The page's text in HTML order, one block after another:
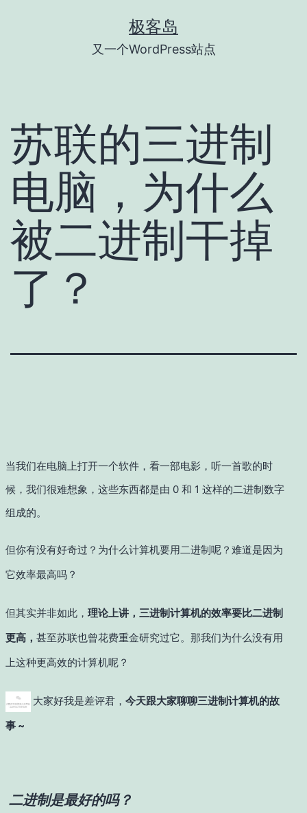
极客岛
又一个WordPress站点
苏联的三进制
电脑，为什么
被二进制干掉
了？
当我们在电脑上打开一个软件，看一部电影，听一首歌的时
候，我们很难想象，这些东西都是由 0 和 1 这样的二进制数字
组成的。
但你有没有好奇过？为什么计算机要用二进制呢？难道是因为
它效率最高吗？
但其实并非如此， 理论上讲，三进制计算机的效率要比二进制
更高， 甚至苏联也曾花费重金研究过它。那我们为什么没有用
上这种更高效的计算机呢？
大家好我是差评君， 今天跟大家聊聊三进制计算机的故
事 ~
二进制是最好的吗？